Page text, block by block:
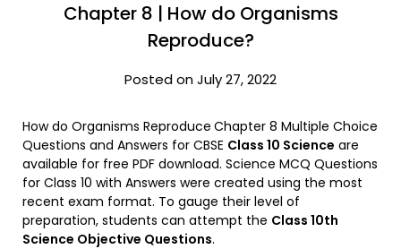
Chapter 8 | How do Organisms
Reproduce?
Posted on July 27, 2022
How do Organisms Reproduce Chapter 8 Multiple Choice
Questions and Answers for CBSE Class 10 Science are
available for free PDF download. Science MCQ Questions
for Class 10 with Answers were created using the most
recent exam format. To gauge their level of
preparation, students can attempt the Class 10th
Science Objective Questions.